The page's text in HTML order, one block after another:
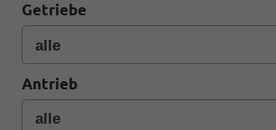
Getriebe
Antrieb